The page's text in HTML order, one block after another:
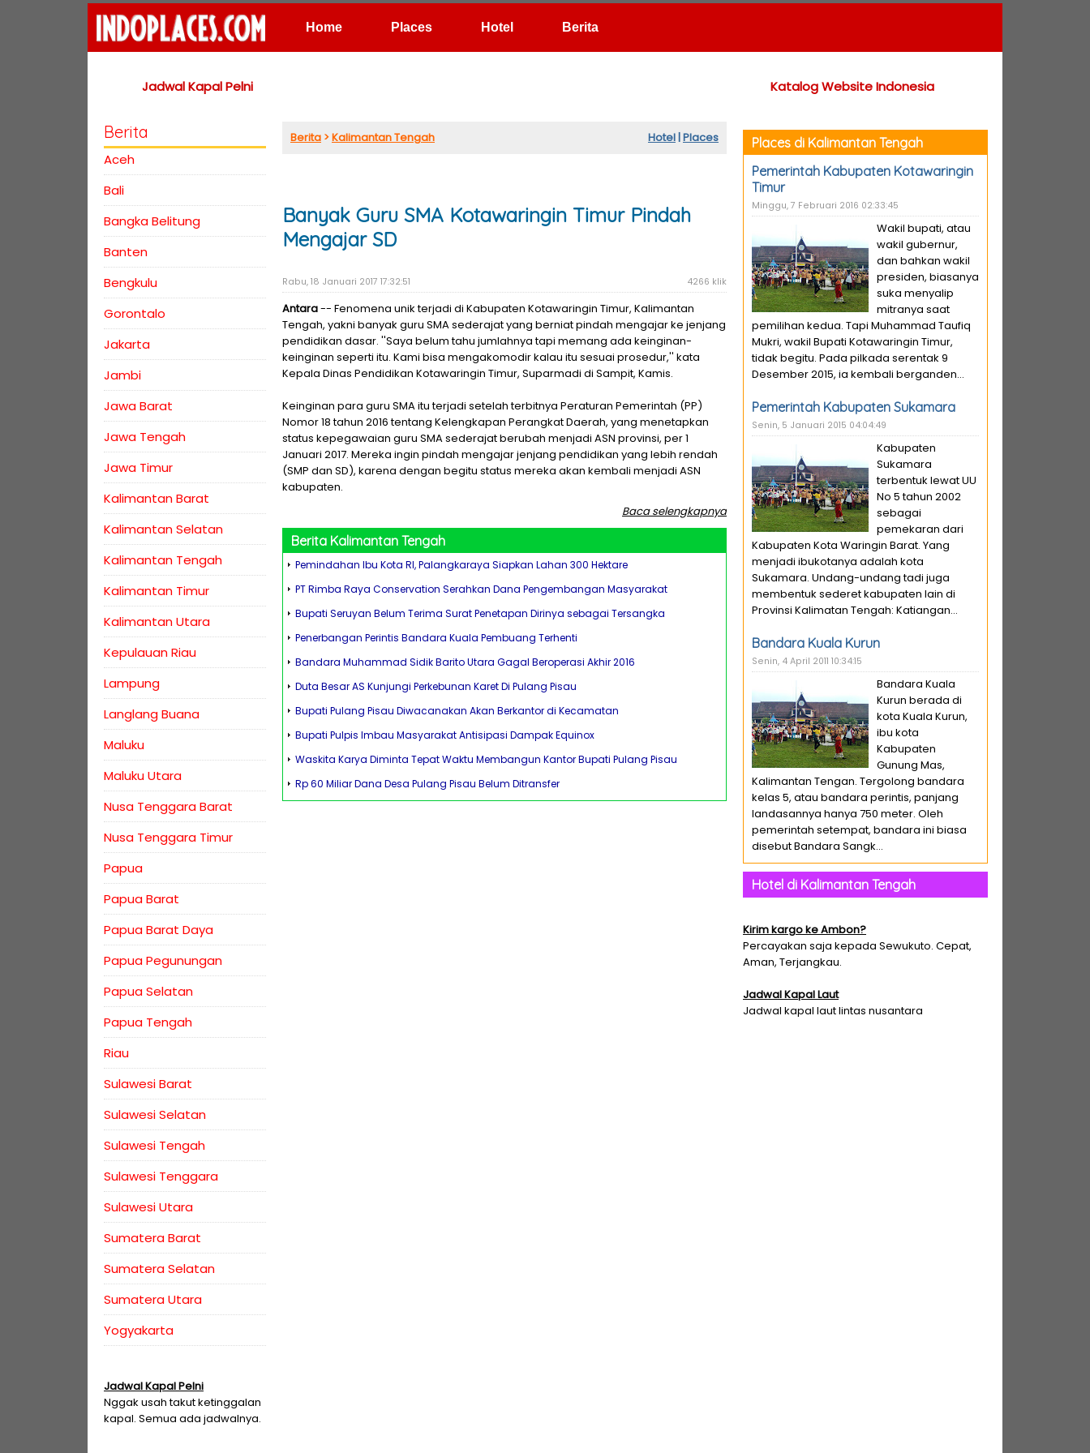
Home Places Hotel Berita
Jadwal Kapal Pelni Katalog Website Indonesia
Berita
Aceh
Bali
Bangka Belitung
Banten
Bengkulu
Gorontalo
Jakarta
Jambi
Jawa Barat
Jawa Tengah
Jawa Timur
Kalimantan Barat
Kalimantan Selatan
Kalimantan Tengah
Kalimantan Timur
Kalimantan Utara
Kepulauan Riau
Lampung
Langlang Buana
Maluku
Maluku Utara
Nusa Tenggara Barat
Nusa Tenggara Timur
Papua
Papua Barat
Papua Barat Daya
Papua Pegunungan
Papua Selatan
Papua Tengah
Riau
Sulawesi Barat
Sulawesi Selatan
Sulawesi Tengah
Sulawesi Tenggara
Sulawesi Utara
Sumatera Barat
Sumatera Selatan
Sumatera Utara
Yogyakarta
Jadwal Kapal Pelni
Nggak usah takut ketinggalan
kapal. Semua ada jadwalnya.
Berita >Kalimantan Tengah Hotel|Places
Banyak Guru SMA Kotawaringin Timur Pindah
Mengajar SD
Rabu, 18 Januari 2017 17:32:51 4266 klik
Antara-- Fenomena unik terjadi di Kabupaten Kotawaringin Timur, Kalimantan
Tengah, yakni banyak guru SMA sederajat yang berniat pindah mengajar ke jenjang
pendidikan dasar. ''Saya belum tahu jumlahnya tapi memang ada keinginan-
keinginan seperti itu. Kami bisa mengakomodir kalau itu sesuai prosedur,'' kata
Kepala Dinas Pendidikan Kotawaringin Timur, Suparmadi di Sampit, Kamis.
Keinginan para guru SMA itu terjadi setelah terbitnya Peraturan Pemerintah (PP)
Nomor 18 tahun 2016 tentang Kelengkapan Perangkat Daerah, yang menetapkan
status kepegawaian guru SMA sederajat berubah menjadi ASN provinsi, per 1
Januari 2017. Mereka ingin pindah mengajar jenjang pendidikan yang lebih rendah
(SMP dan SD), karena dengan begitu status mereka akan kembali menjadi ASN
kabupaten.
Baca selengkapnya
Berita Kalimantan Tengah
Pemindahan Ibu Kota RI, Palangkaraya Siapkan Lahan 300 Hektare
PT Rimba Raya Conservation Serahkan Dana Pengembangan Masyarakat
Bupati Seruyan Belum Terima Surat Penetapan Dirinya sebagai Tersangka
Penerbangan Perintis Bandara Kuala Pembuang Terhenti
Bandara Muhammad Sidik Barito Utara Gagal Beroperasi Akhir 2016
Duta Besar AS Kunjungi Perkebunan Karet Di Pulang Pisau
Bupati Pulang Pisau Diwacanakan Akan Berkantor di Kecamatan
Bupati Pulpis Imbau Masyarakat Antisipasi Dampak Equinox
Waskita Karya Diminta Tepat Waktu Membangun Kantor Bupati Pulang Pisau
Rp 60 Miliar Dana Desa Pulang Pisau Belum Ditransfer
Places di Kalimantan Tengah
Pemerintah Kabupaten Kotawaringin
Timur
Minggu, 7 Februari 2016 02:33:45
Wakil bupati, atau
wakil gubernur,
dan bahkan wakil
presiden, biasanya
suka menyalip
mitranya saat
pemilihan kedua. Tapi Muhammad Taufiq
Mukri, wakil Bupati Kotawaringin Timur,
tidak begitu. Pada pilkada serentak 9
Desember 2015, ia kembali berganden...
Pemerintah Kabupaten Sukamara
Senin, 5 Januari 2015 04:04:49
Kabupaten
Sukamara
terbentuk lewat UU
No 5 tahun 2002
sebagai
pemekaran dari
Kabupaten Kota Waringin Barat. Yang
menjadi ibukotanya adalah kota
Sukamara. Undang-undang tadi juga
membentuk sederet kabupaten lain di
Provinsi Kalimatan Tengah: Katiangan...
Bandara Kuala Kurun
Senin, 4 April 2011 10:34:15
Bandara Kuala
Kurun berada di
kota Kuala Kurun,
ibu kota
Kabupaten
Gunung Mas,
Kalimantan Tengan. Tergolong bandara
kelas 5, atau bandara perintis, panjang
landasannya hanya 750 meter. Oleh
pemerintah setempat, bandara ini biasa
disebut Bandara Sangk...
Hotel di Kalimantan Tengah
Kirim kargo ke Ambon?
Percayakan saja kepada Sewukuto. Cepat,
Aman, Terjangkau.
Jadwal Kapal Laut
Jadwal kapal laut lintas nusantara